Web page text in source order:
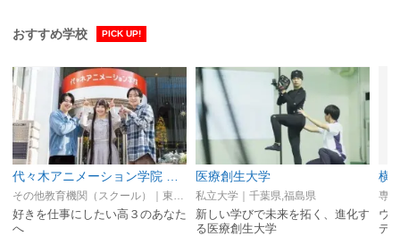
おすすめ学校 PICK UP!
代々木アニメーション学院 池袋校【声優・VTuber・アニメーター・アニメ監督・イラストレーター・マンガ家・芸能マネージャー】
好きを仕事にしたい高３のあなた
へ
医療創生大学
私立大学｜千葉県,福島県
新しい学びで未来を拓く、進化す
る医療創生大学
専
ウ
デ